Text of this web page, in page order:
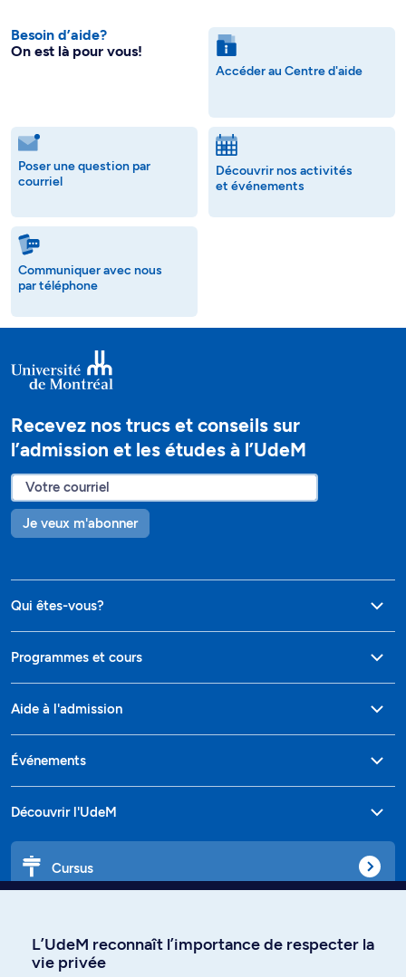
Besoin d’aide?
On est là pour vous!
Accéder au Centre d'aide
Poser une question par
courriel
Découvrir nos activités
et événements
Communiquer avec nous
par téléphone
Recevez nos trucs et conseils sur
l’admission et les études à l’UdeM
Je veux m'abonner
Qui êtes-vous?
Programmes et cours
Aide à l'admission
Événements
Découvrir l'UdeM
Cursus
L’UdeM reconnaît l’importance de respecter la
vie privée